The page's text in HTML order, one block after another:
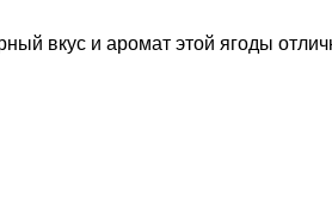
вкус и аромат этой ягоды